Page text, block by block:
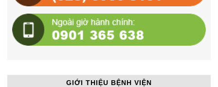
GIỚI THIỆU BỆNH VIỆN